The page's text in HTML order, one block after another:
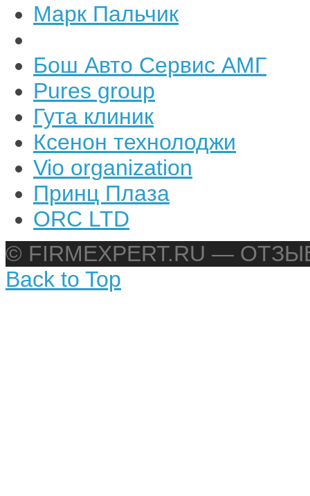
Марк Пальчик
Бош Авто Сервис АМГ
Pures group
Гута клиник
Ксенон технолоджи
Vio organization
Принц Плаза
ORC LTD
© FIRMEXPERT.RU —
Back to Top